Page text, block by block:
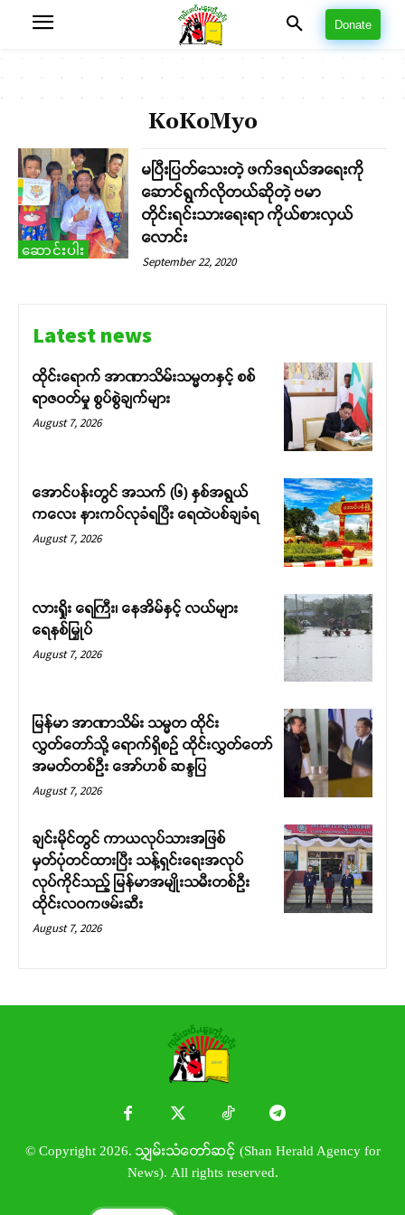
Donate
KoKoMyo
ဆောင်းပါး
မပြီးပြတ်သေးတဲ့ ဖက်ဒရယ်အရေးကို
ဆောင်ရွက်လိုတယ်ဆိုတဲ့ ဗမာ
တိုင်းရင်းသားရေးရာ ကိုယ်စားလှယ်
လောင်း
September 22, 2020
Latest news
ထိုင်းရောက် အာဏာသိမ်းသမ္မတနှင့် စစ်
ရာဇဝတ်မှု စွပ်စွဲချက်များ
August 7, 2026
အောင်ပန်းတွင် အသက် (၆) နှစ်အရွယ်
ကလေး နားကပ်လုခံရပြီး ရေထဲပစ်ချခံရ
August 7, 2026
လားရှိုး ရေကြီး၊ နေအိမ်နှင့် လယ်များ
ရေနစ်မြှုပ်
August 7, 2026
မြန်မာ အာဏာသိမ်း သမ္မတ ထိုင်း
လွှတ်တော်သို့ ရောက်ရှိစဉ် ထိုင်းလွှတ်တော်
အမတ်တစ်ဦး အော်ဟစ် ဆန္ဒပြ
August 7, 2026
ချင်းမိုင်တွင် ကာယလုပ်သားအဖြစ်
မှတ်ပုံတင်ထားပြီး သန့်ရှင်းရေးအလုပ်
လုပ်ကိုင်သည့် မြန်မာအမျိုးသမီးတစ်ဦး
ထိုင်းလဝကဖမ်းဆီး
August 7, 2026
© Copyright 2026. သျှမ်းသံတော်ဆင့် (Shan Herald Agency for
News). All rights reserved.